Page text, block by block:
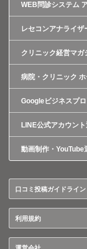
WEB問診システム
レセコンアナライザ
クリニック経営マガ
病院・クリニック
Googleビジネスプ
LINE公式アカウン
動画制作・YouTube
口コミ投稿ガイドライン
利用規約